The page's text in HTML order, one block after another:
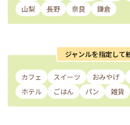
山梨
長野 奈良 鎌倉
ジャンルを指定して
カフェ スイーツ おみやげ
ホテル
ごはん パン 雑貨